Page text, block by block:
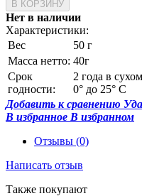
Нет в наличии
Характеристики:
Вес
50 г
Масса нетто: 40г
Срок
годности:
2 года в
0° до 25° С
Добавить к сравнению
В избранное В избранном
Отзывы (0)
Написать отзыв
Также покупают